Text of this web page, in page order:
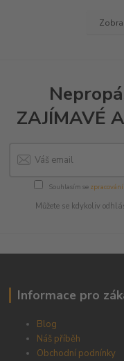
ZAJÍMAVÉ
Souhlasím se
Můžete se kdykoliv
Informace pro
Blog
Náš příběh
Obchodní podnínky